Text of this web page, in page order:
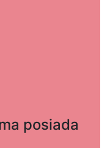
posiada